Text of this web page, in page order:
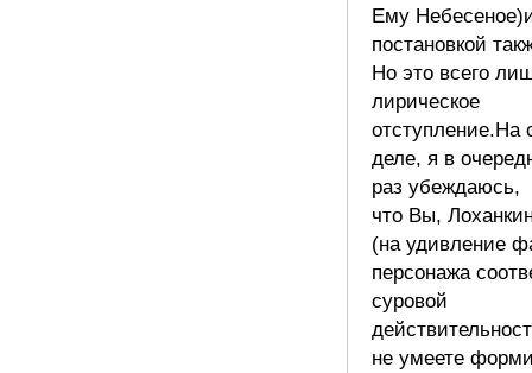
Ему
постановкой
Но это всего
лирическое
отступление.На
деле, я в
раз убеждаюсь,
что Вы,
(на удивление
персонажа
суровой
не умеете